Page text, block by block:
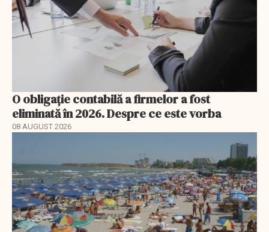
O obligație contabilă a firmelor a fost
eliminată în 2026. Despre ce este vorba
08 AUGUST 2026